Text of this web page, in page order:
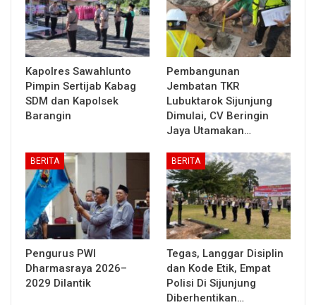
Kapolres Sawahlunto
Pimpin Sertijab Kabag
SDM dan Kapolsek
Barangin
Pembangunan
Jembatan TKR
Lubuktarok Sijunjung
Dimulai, CV Beringin
Jaya Utamakan…
BERITA
Pengurus PWI
Dharmasraya 2026–
2029 Dilantik
BERITA
Tegas, Langgar Disiplin
dan Kode Etik, Empat
Polisi Di Sijunjung
Diberhentikan…